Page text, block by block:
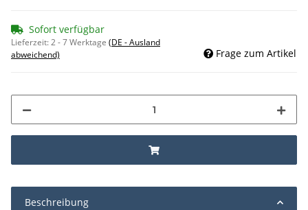
Sofort verfügbar
Lieferzeit:2 - 7 Werktage (DE - Ausland
abweichend)
Frage zum Artikel
Beschreibung